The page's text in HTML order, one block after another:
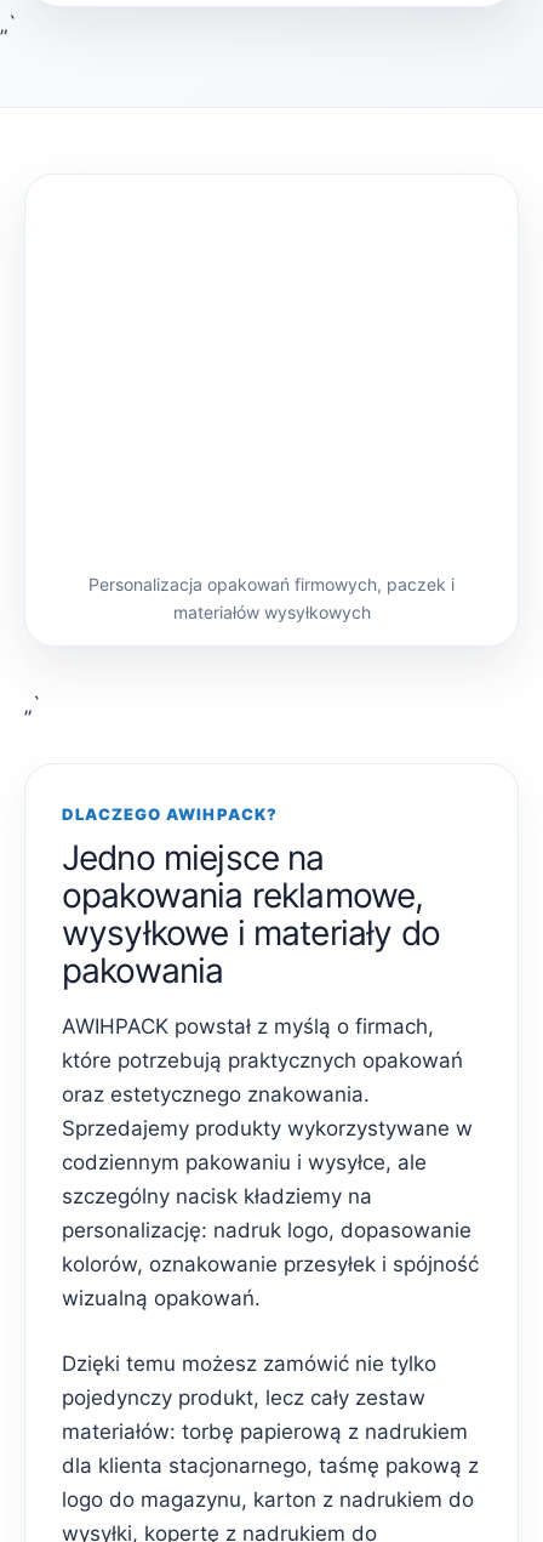
„`
Personalizacja opakowań firmowych, paczek i
materiałów wysyłkowych
„`
DLACZEGO AWIHPACK?
Jedno miejsce na
opakowania reklamowe,
wysyłkowe i materiały do
pakowania
AWIHPACK powstał z myślą o firmach,
które potrzebują praktycznych opakowań
oraz estetycznego znakowania.
Sprzedajemy produkty wykorzystywane w
codziennym pakowaniu i wysyłce, ale
szczególny nacisk kładziemy na
personalizację: nadruk logo, dopasowanie
kolorów, oznakowanie przesyłek i spójność
wizualną opakowań.
Dzięki temu możesz zamówić nie tylko
pojedynczy produkt, lecz cały zestaw
materiałów: torbę papierową z nadrukiem
dla klienta stacjonarnego, taśmę pakową z
logo do magazynu, karton z nadrukiem do
wysyłki, kopertę z nadrukiem do